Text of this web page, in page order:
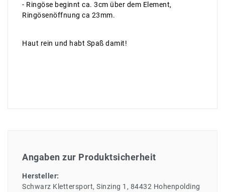
- Ringöse beginnt ca. 3cm über dem Element,
Ringösenöffnung ca 23mm.
Haut rein und habt Spaß damit!
Angaben zur Produktsicherheit
Hersteller:
Schwarz Klettersport Sinzing 1 84432 Hohenpolding